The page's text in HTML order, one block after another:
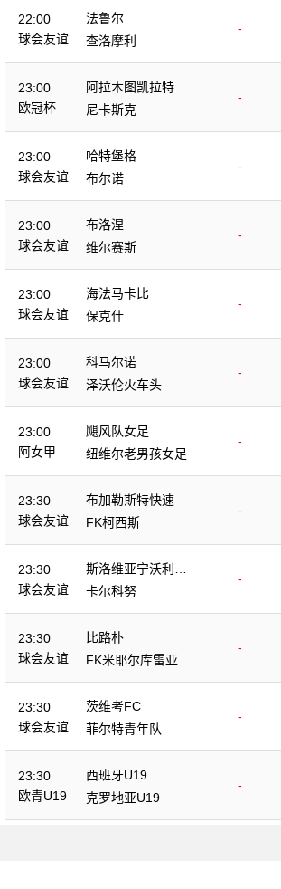
22:00
球会友谊
法鲁尔
-
查洛摩利
23:00
欧冠杯
阿拉木图凯拉特
-
尼卡斯克
23:00
球会友谊
哈特堡格
-
布尔诺
23:00
球会友谊
布洛涅
-
维尔赛斯
23:00
球会友谊
海法马卡比
-
保克什
23:00
球会友谊
科马尔诺
-
泽沃伦火车头
23:00
阿女甲
飓风队女足
-
纽维尔老男孩女足
23:30
球会友谊
布加勒斯特快速
-
FK柯西斯
23:30
球会友谊
斯洛维亚宁沃利博
茨
-
卡尔科努
23:30
球会友谊
比路朴
-
FK米耶尔库雷亚丘
克
23:30
球会友谊
茨维考FC
-
菲尔特青年队
23:30
欧青U19
西班牙U19
-
克罗地亚U19